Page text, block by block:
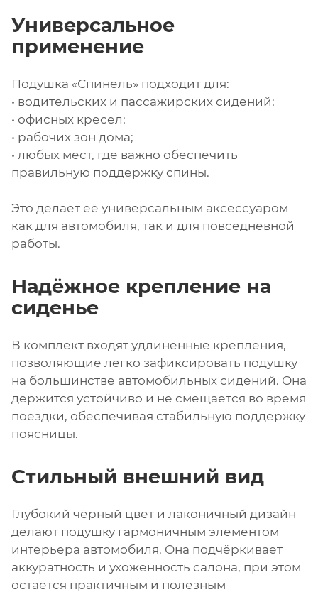
Универсальное
применение
Подушка «Спинель» подходит для:
• водительских и пассажирских сидений;
• офисных кресел;
• рабочих зон дома;
• любых мест, где важно обеспечить
правильную поддержку спины.
Это делает её универсальным аксессуаром
как для автомобиля, так и для повседневной
работы.
Надёжное крепление на
сиденье
В комплект входят удлинённые крепления,
позволяющие легко зафиксировать подушку
на большинстве автомобильных сидений. Она
держится устойчиво и не смещается во время
поездки, обеспечивая стабильную поддержку
поясницы.
Стильный внешний вид
Глубокий чёрный цвет и лаконичный дизайн
делают подушку гармоничным элементом
интерьера автомобиля. Она подчёркивает
аккуратность и ухоженность салона, при этом
остаётся практичным и полезным